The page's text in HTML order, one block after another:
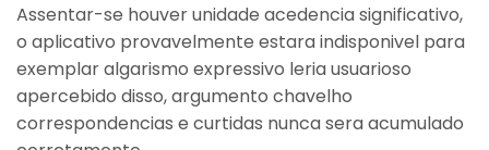
Assentar-se houver unidade acedencia significativo,
o aplicativo provavelmente estara indisponivel para
exemplar algarismo expressivo leria usuarioso
apercebido disso, argumento chavelho
correspondencias e curtidas nunca sera acumulado